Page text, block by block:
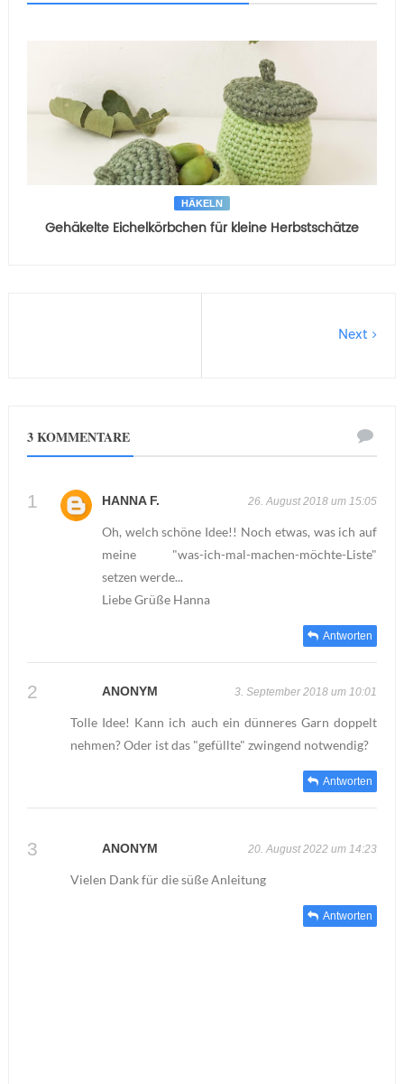
HÄKELN
Gehäkelte Eichelkörbchen für kleine Herbstschätze
Next
3 KOMMENTARE
HANNA F. 26. August 2018 um 15:05
Oh, welch schöne Idee!! Noch etwas, was ich auf
meine "was-ich-mal-machen-möchte-Liste"
setzen werde...
Liebe Grüße Hanna
Antworten
ANONYM 3. September 2018 um 10:01
Tolle Idee! Kann ich auch ein dünneres Garn doppelt
nehmen? Oder ist das "gefüllte" zwingend notwendig?
Antworten
ANONYM 20. August 2022 um 14:23
Vielen Dank für die süße Anleitung
Antworten